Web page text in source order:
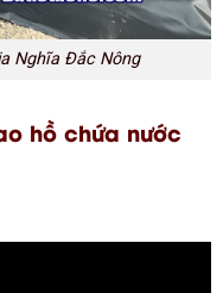
Nghĩa Đắc Nông
hồ chứa nước